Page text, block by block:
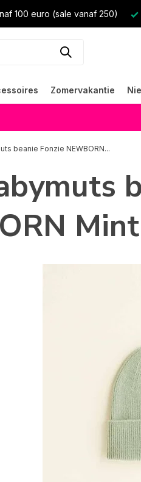
100 euro (sale vanaf 250)
Zomervakantie
beanie Fonzie NEWBORN...
Mint